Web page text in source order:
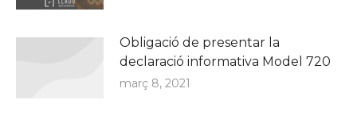
Obligació de presentar la
declaració informativa Model 720
març 8, 2021